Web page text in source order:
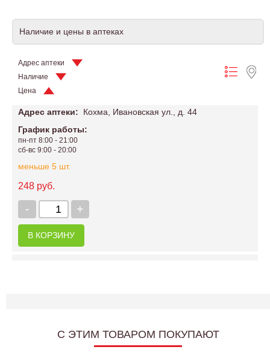
Наличие и цены в аптеках
Адрес аптеки
Наличие
Цена
Адрес аптеки:
Кохма, Ивановская ул., д. 44
График работы:
пн-пт 8:00 - 21:00
сб-вс 9:00 - 20:00
меньше 5 шт.
248 руб.
+
-
В КОРЗИНУ
C ЭТИМ ТОВАРОМ ПОКУПАЮТ